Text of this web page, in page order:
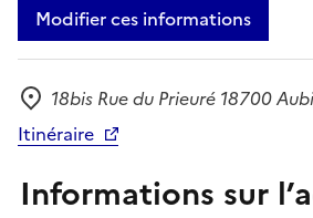
Modifier ces informations
Adresse
18bis Rue du Prieuré 18700
Itinéraire
Informations sur